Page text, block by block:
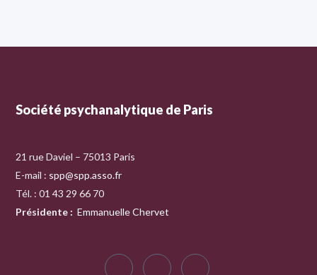
Société psychanalytique de Paris
21 rue Daviel – 75013 Paris
E-mail : spp@spp.asso.fr
Tél. : 01 43 29 66 70
Présidente : Emmanuelle Chervet